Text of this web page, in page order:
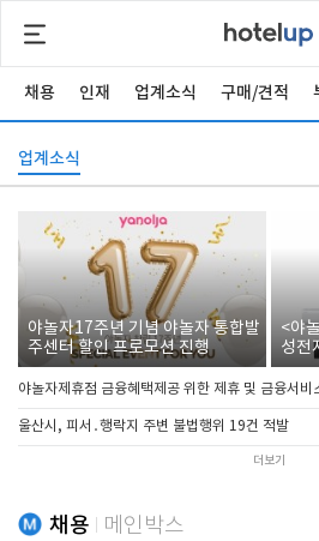
채용 인재 업계소식 구매/견적
업계소식
야놀자17주년 기념 야놀자 통합발
주센터 할인 프로모션 진행
<야
성전
야놀자제휴점 금융혜택제공 위한 제휴 및 금융서비
울산시, 피서․행락지 주변 불법행위 19건 적발
더보기
채용 메인박스